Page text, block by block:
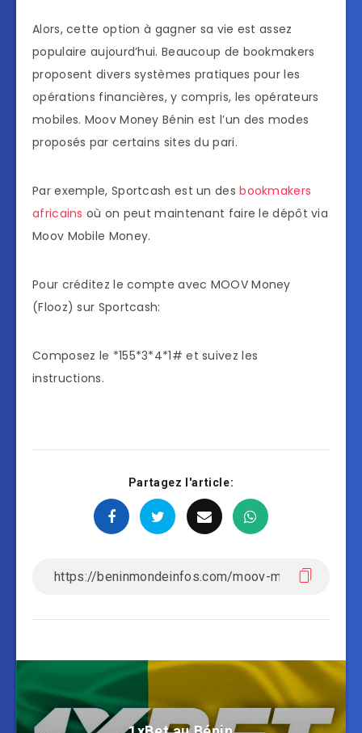
Alors, cette option à gagner sa vie est assez
populaire aujourd’hui. Beaucoup de bookmakers
proposent divers systèmes pratiques pour les
opérations financières, y compris, les opérateurs
mobiles. Moov Money Bénin est l’un des modes
proposés par certains sites du pari.
Par exemple, Sportcash est un desbookmakers
africains où on peut maintenant faire le dépôt via
Moov Mobile Money.
Pour créditez le compte avec MOOV Money
(Flooz) sur Sportcash:
Composez le *155*3*4*1# et suivez les
instructions.
Partagez l'article: